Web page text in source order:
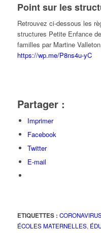
Point sur les
Retrouvez ci-dessous les
structures Petite Enfance
familles par Martine
https://wp.me/P8ns4u-yC
Partager :
Imprimer
Facebook
Twitter
E-mail
ETIQUETTES :
ÉCOLES MATERNELLES,